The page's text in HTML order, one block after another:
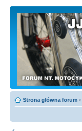
Strona główna forum ‹